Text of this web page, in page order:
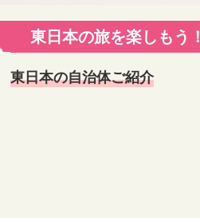
東日本の旅を楽しもう！
東日本の自治体ご紹介